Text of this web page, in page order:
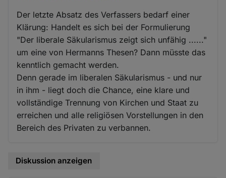
Der letzte Absatz des Verfassers bedarf einer
Klärung: Handelt es sich bei der Formulierung
"Der liberale Säkularismus zeigt sich unfähig ......"
um eine von Hermanns Thesen? Dann müsste das
kenntlich gemacht werden.
Denn gerade im liberalen Säkularismus - und nur
in ihm - liegt doch die Chance, eine klare und
vollständige Trennung von Kirchen und Staat zu
erreichen und alle religiösen Vorstellungen in den
Bereich des Privaten zu verbannen.
Diskussion anzeigen